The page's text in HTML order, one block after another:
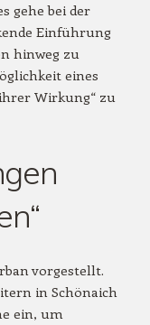
gehe bei der
Einführung
hinweg zu
eines
Wirkung“ zu
vorgestellt.
in Schönaich
ein, um